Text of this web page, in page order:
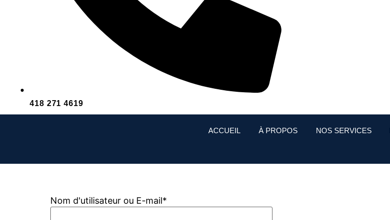
418 271 4619
ACCUEIL À PROPOS NOS SERVICES
Nom d'utilisateur ou E-mail*